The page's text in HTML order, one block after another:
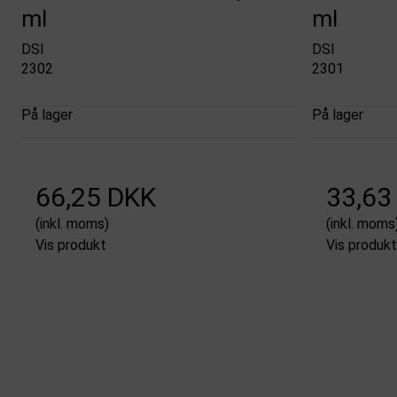
ml
DSI
2302
På lager
66,25 DKK
(inkl. moms)
Vis produkt
ml
DSI
2301
På lager
33,63
(inkl.
Vis produkt